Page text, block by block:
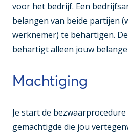
voor het bedrijf. Een
belangen van beide partijen
werknemer) te behartigen.
behartigt alleen jouw
Machtiging
Je start de
gemachtigde die jou